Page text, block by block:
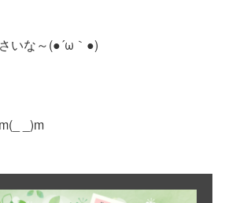
いな～(●´ω｀●)ゞ
_)m